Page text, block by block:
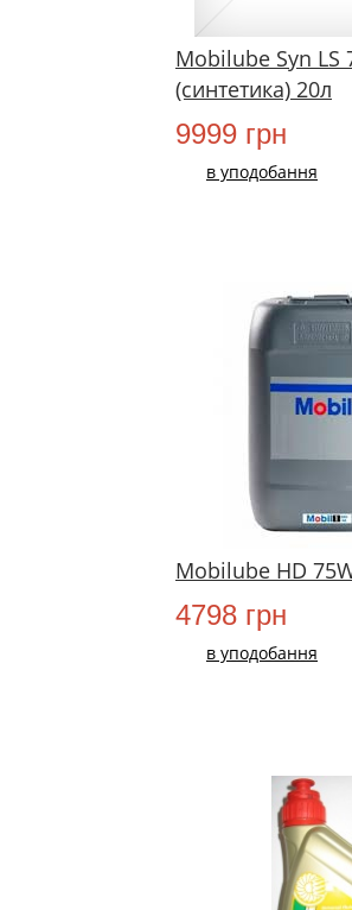
Mobilube Syn LS
(синтетика) 20л
9999 грн
в уподобання
Mobilube HD
4798 грн
в уподобання